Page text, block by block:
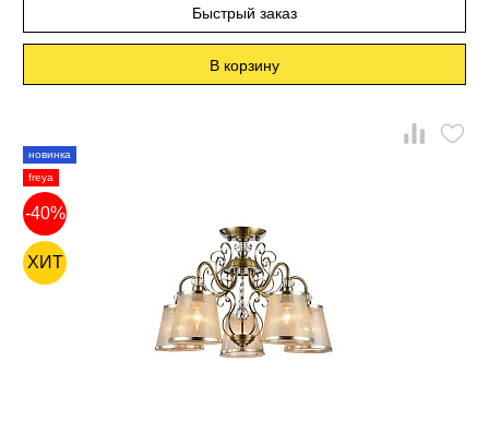
Быстрый заказ
В корзину
новинка
freya
-40%
ХИТ